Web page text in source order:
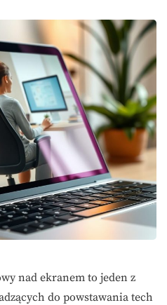
nad ekranem to jeden z
do powstawania tech